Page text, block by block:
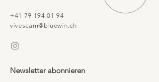
+41 79 194 01 94
vivescam@bluewin.ch
Newsletter abonnieren